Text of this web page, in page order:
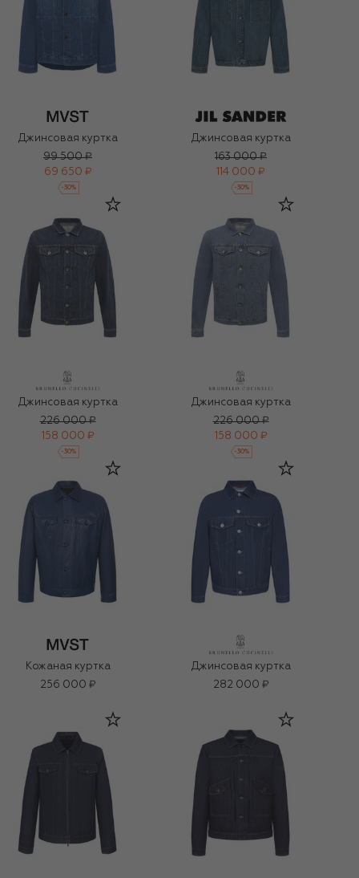
Джинсовая куртка
99 500 ₽
69 650 ₽
-30%
Джинсовая куртка
163 000 ₽
114 000 ₽
-30%
Джинсовая куртка
226 000 ₽
158 000 ₽
-30%
Джинсовая куртка
226 000 ₽
158 000 ₽
-30%
Кожаная куртка
256 000 ₽
Джинсовая куртка
282 000 ₽